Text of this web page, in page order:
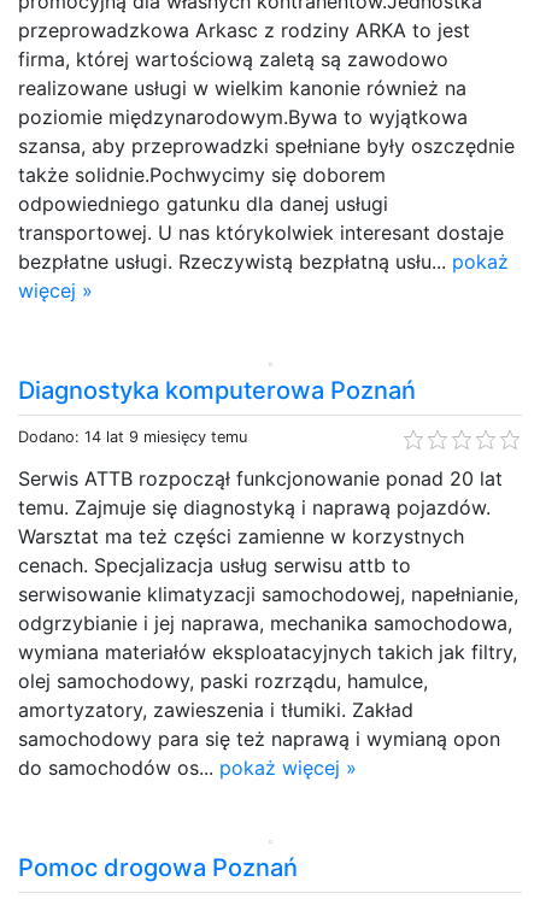
przeprowadzkowa Arkasc z rodziny ARKA to jest
firma, której wartościową zaletą są zawodowo
realizowane usługi w wielkim kanonie również na
poziomie międzynarodowym.Bywa to wyjątkowa
szansa, aby przeprowadzki spełniane były oszczędnie
także solidnie.Pochwycimy się doborem
odpowiedniego gatunku dla danej usługi
transportowej. U nas którykolwiek interesant dostaje
bezpłatne usługi. Rzeczywistą bezpłatną usłu... pokaż
więcej »
Diagnostyka komputerowa Poznań
Dodano: 14 lat 9 miesięcy temu
Serwis ATTB rozpoczął funkcjonowanie ponad 20 lat
temu. Zajmuje się diagnostyką i naprawą pojazdów.
Warsztat ma też części zamienne w korzystnych
cenach. Specjalizacja usług serwisu attb to
serwisowanie klimatyzacji samochodowej, napełnianie,
odgrzybianie i jej naprawa, mechanika samochodowa,
wymiana materiałów eksploatacyjnych takich jak filtry,
olej samochodowy, paski rozrządu, hamulce,
amortyzatory, zawieszenia i tłumiki. Zakład
samochodowy para się też naprawą i wymianą opon
do samochodów os... pokaż więcej »
Pomoc drogowa Poznań